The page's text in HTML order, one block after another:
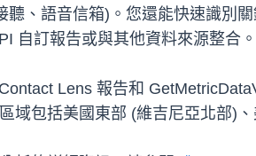
聽、語音信箱)。您還能快速識別
自訂報告或與其他資料來源整合。
Lens 報告和
域包括美國東部 (維吉尼亞北部)